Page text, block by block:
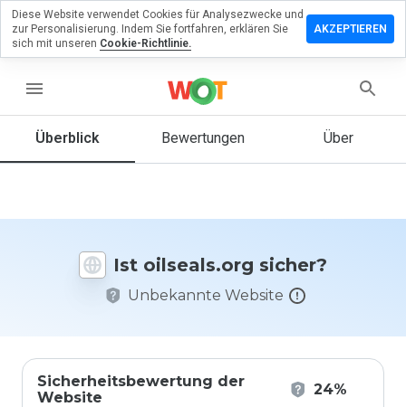
menu
Überblick Bewertungen Über
Ist oilseals.org sicher?
Unbekannte Website
Sicherheitsbewertung der
Website
24%
eine
würden
Diese Website verwendet Cookies für Analysezwecke und
zur Personalisierung. Indem Sie fortfahren, erklären Sie
sich mit unseren Cookie-Richtlinie.
AKZEPTIEREN